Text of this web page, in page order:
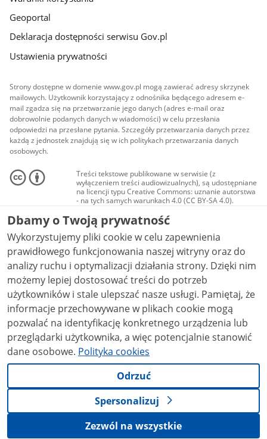
Geoportal
Deklaracja dostępności serwisu Gov.pl
Ustawienia prywatności
Strony dostępne w domenie www.gov.pl mogą zawierać adresy skrzynek
mailowych. Użytkownik korzystający z odnośnika będącego adresem e-
mail zgadza się na przetwarzanie jego danych (adres e-mail oraz
dobrowolnie podanych danych w wiadomości) w celu przesłania
odpowiedzi na przesłane pytania. Szczegóły przetwarzania danych przez
każdą z jednostek znajdują się w ich politykach przetwarzania danych
osobowych.
Treści tekstowe publikowane w serwisie (z
wyłączeniem treści audiowizualnych), są udostępniane
na licencji typu Creative Commons: uznanie autorstwa
- na tych samych warunkach 4.0 (CC BY-SA 4.0).
Materiały audiowizualne, w tym zdjęcia, materiały
audio i wideo, są udostępniane na licencji typu
Creative Commons: uznanie autorstwa użycie
niekomercyjne - bez utworów zależnych 4.0 (CC BY-
NC-ND 4.0), o ile nie jest to stwierdzone inaczej.
Dbamy o Twoją prywatność
Wykorzystujemy pliki cookie w celu zapewnienia
prawidłowego funkcjonowania naszej witryny oraz do
analizy ruchu i optymalizacji działania strony. Dzięki nim
możemy lepiej dostosować treści do potrzeb
użytkowników i stale ulepszać nasze usługi. Pamiętaj, że
informacje przechowywane w plikach cookie mogą
pozwalać na identyfikację konkretnego urządzenia lub
przeglądarki użytkownika, a więc potencjalnie stanowić
dane osobowe. Polityka cookies
Odrzuć
Spersonalizuj
Zezwól na wszystkie